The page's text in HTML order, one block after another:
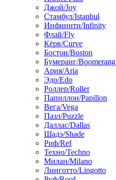
Джой/Joy
Стамбул/Istanbul
Инфинити/Infinity
Флай/Fly
Кёрв/Curve
Бостон/Boston
Бумеранг/Boomerang
Ария/Aria
Эдо/Edo
Роллер/Roller
Папиллон/Papillon
Вега/Vega
Пазл/Puzzle
Даллас/Dallas
Шадэ/Shade
Риф/Ref
Техно/Techno
Милан/Milano
Линготто/Lingotto